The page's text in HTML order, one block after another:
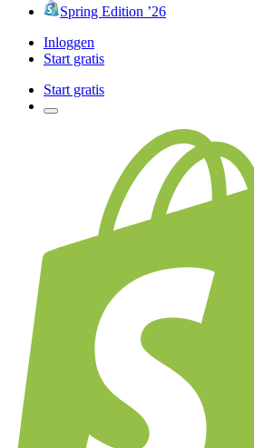
Spring Edition ’26
Inloggen
Start gratis
Start gratis